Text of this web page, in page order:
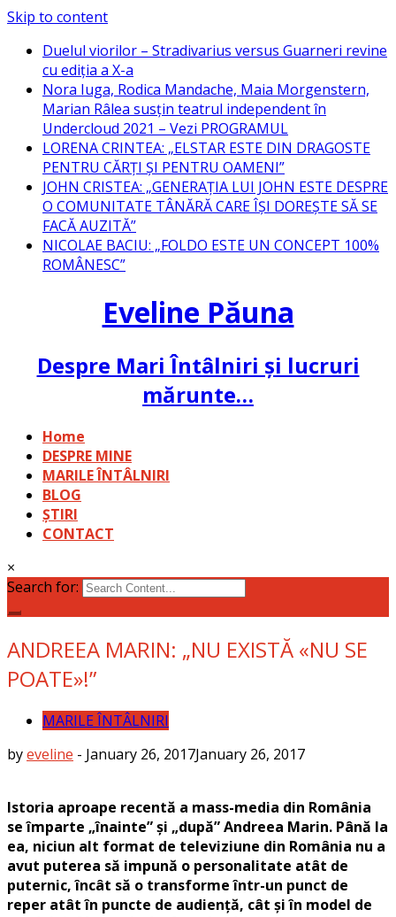
Skip to content
Duelul viorilor – Stradivarius versus Guarneri revine
cu ediția a X-a
Nora Iuga, Rodica Mandache, Maia Morgenstern,
Marian Râlea susțin teatrul independent în
Undercloud 2021 – Vezi PROGRAMUL
LORENA CRINTEA: „ELSTAR ESTE DIN DRAGOSTE
PENTRU CĂRȚI ȘI PENTRU OAMENI”
JOHN CRISTEA: „GENERAȚIA LUI JOHN ESTE DESPRE
O COMUNITATE TÂNĂRĂ CARE ÎȘI DOREȘTE SĂ SE
FACĂ AUZITĂ”
NICOLAE BACIU: „FOLDO ESTE UN CONCEPT 100%
ROMÂNESC”
Eveline Păuna
Despre Mari Întâlniri și lucruri
mărunte…
Home
DESPRE MINE
MARILE ÎNTÂLNIRI
BLOG
ȘTIRI
CONTACT
×
Search for:
ANDREEA MARIN: „NU EXISTĂ «NU SE
POATE»!”
MARILE ÎNTÂLNIRI
byeveline - January 26, 2017January 26, 2017
Istoria aproape recentă a mass-media din România
se împarte „înainte” și „după” Andreea Marin. Până la
ea, niciun alt format de televiziune din România nu a
avut puterea să impună o personalitate atât de
puternic, încât să o transforme într-un punct de
reper atât în puncte de audiență, cât și în model de